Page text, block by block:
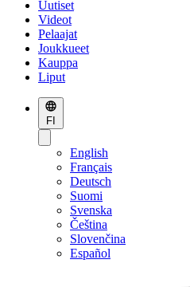
Uutiset
Videot
Pelaajat
Joukkueet
Kauppa
Liput
FI
English
Français
Deutsch
Suomi
Svenska
Čeština
Slovenčina
Español